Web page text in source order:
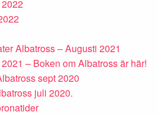
Albatross – Augusti 2021
– Boken om Albatross är här!
sept 2020
juli 2020.